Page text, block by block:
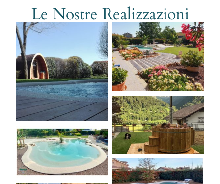
Le Nostre Realizzazioni